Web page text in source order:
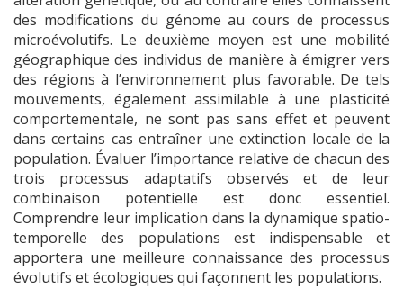
des modifications du génome au cours de processus
microévolutifs. Le deuxième moyen est une mobilité
géographique des individus de manière à émigrer vers
des régions à l’environnement plus favorable. De tels
mouvements, également assimilable à une plasticité
comportementale, ne sont pas sans effet et peuvent
dans certains cas entraîner une extinction locale de la
population. Évaluer l’importance relative de chacun des
trois processus adaptatifs observés et de leur
combinaison potentielle est donc essentiel.
Comprendre leur implication dans la dynamique spatio-
temporelle des populations est indispensable et
apportera une meilleure connaissance des processus
évolutifs et écologiques qui façonnent les populations.